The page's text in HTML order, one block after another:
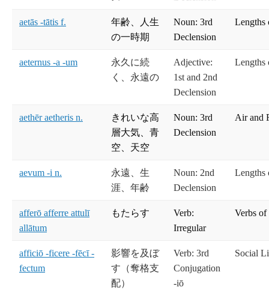
aetās -tātis f.
年齢、人生
の一時期
Noun: 3rd
Declension
Lengths
aeternus -a -um
永久に続
く、永遠の
Adjective:
1st and 2nd
Declension
Lengths
aethēr aetheris n.
きれいな高
層大気、青
空、天空
Noun: 3rd
Declension
Air and
aevum -i n.
永遠、生
涯、年齢
Noun: 2nd
Declension
Lengths
afferō afferre attulī
allātum
もたらす
Verb:
Irregular
Verbs of
afficiō -ficere -fēcī -
fectum
影響を及ぼ
す（奪格支
配）
Verb: 3rd
Conjugation
-iō
Social